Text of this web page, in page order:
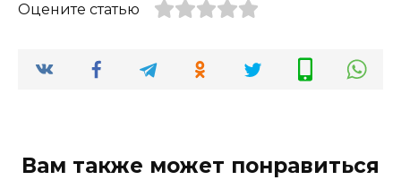
Оцените статью
Вам также может понравиться